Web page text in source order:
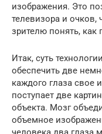
изображения. Это
телевизора и
зрителю понять, как
Итак, суть
обеспечить две
каждого глаза свое
поступает две
объекта. Мозг
объемное